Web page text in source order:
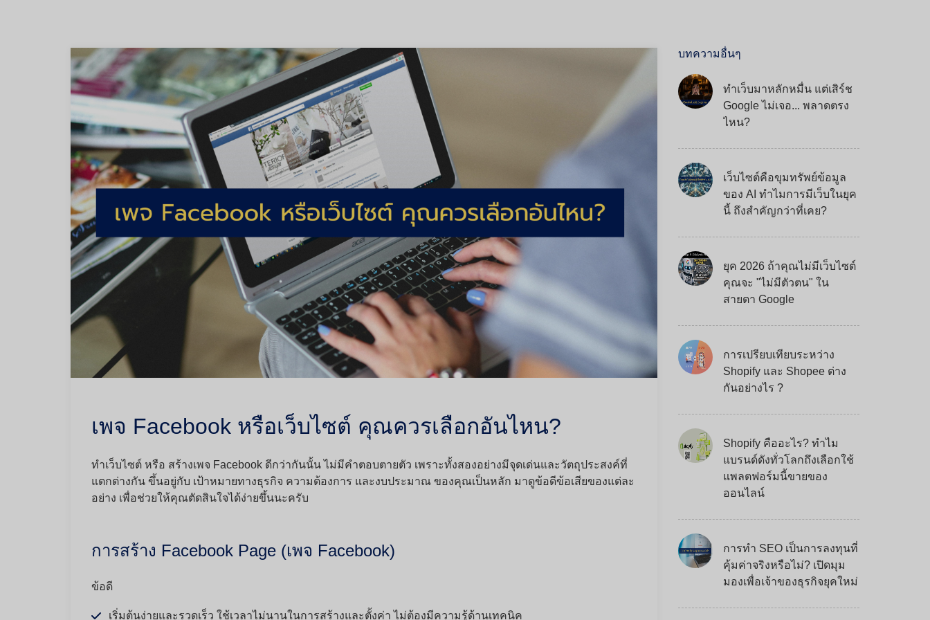
เพจ Facebook หรือเว็บไซต์ คุณควรเลือกอันไหน?
ทำเว็บไซต์ หรือ สร้างเพจ Facebook ดีกว่ากันนั้น ไม่มีคำตอบตายตัว เพราะทั้งสองอย่างมีจุดเด่นและวัตถุประสงค์ที่
แตกต่างกัน ขึ้นอยู่กับ เป้าหมายทางธุรกิจ ความต้องการ และงบประมาณ ของคุณเป็นหลัก มาดูข้อดีข้อเสียของแต่ละ
อย่าง เพื่อช่วยให้คุณตัดสินใจได้ง่ายขึ้นนะครับ
การสร้าง Facebook Page (เพจ Facebook)
ข้อดี
เริ่มต้นง่ายและรวดเร็ว ใช้เวลาไม่นานในการสร้างและตั้งค่า ไม่ต้องมีความรู้ด้านเทคนิค
บทความอื่นๆ
ทำเว็บมาหลักหมื่น แต่เสิร์ช
Google ไม่เจอ... พลาดตรง
ไหน?
เว็บไซต์คือขุมทรัพย์ข้อมูล
ของ AI ทำไมการมีเว็บในยุค
นี้ ถึงสำคัญกว่าที่เคย?
ยุค 2026 ถ้าคุณไม่มีเว็บไซต์
คุณจะ "ไม่มีตัวตน" ใน
สายตา Google
การเปรียบเทียบระหว่าง
Shopify และ Shopee ต่าง
กันอย่างไร ?
Shopify คืออะไร? ทำไม
แบรนด์ดังทั่วโลกถึงเลือกใช้
แพลตฟอร์มนี้ขายของ
ออนไลน์
การทำ SEO เป็นการลงทุนที่
คุ้มค่าจริงหรือไม่? เปิดมุม
มองเพื่อเจ้าของธุรกิจยุคใหม่